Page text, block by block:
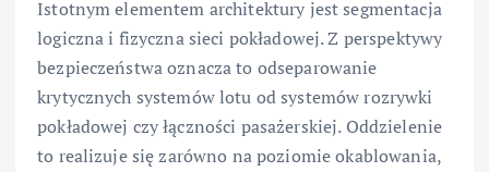
Istotnym elementem architektury jest segmentacja
logiczna i fizyczna sieci pokładowej. Z perspektywy
bezpieczeństwa oznacza to odseparowanie
krytycznych systemów lotu od systemów rozrywki
pokładowej czy łączności pasażerskiej. Oddzielenie
to realizuje się zarówno na poziomie okablowania,